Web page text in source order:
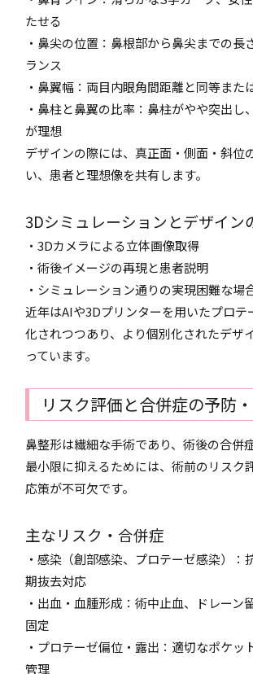
たせる
・鼻尖の位置：鼻根部から鼻尖までの長
ランス
・鼻翼幅：両目内眼角間距離と同等また
・鼻柱と鼻翼の比率：鼻柱がやや突出し
が理想
デザインの際には、真正面・側面・斜位
い、患者と理想像を共有します。
3Dシミュレーションとデザイン
・3Dカメラによる立体画像取得
・術後イメージの再現と患者説明
・シミュレーション通りの実現困難な場
近年はAIや3Dプリンターを用いたプロテ
化されつつあり、より個別化されたデザ
っています。
リスク評価と合併症の予防
鼻整形は繊細な手術であり、術後の合併
最小限に抑えるためには、術前のリスク
応策が不可欠です。
主なリスク・合併症
・感染（創部感染、プロテーゼ感染）：
期抜去対応
・出血・血腫形成：術中止血、ドレーン
固定
・プロテーゼ偏位・露出：適切なポケッ
管理